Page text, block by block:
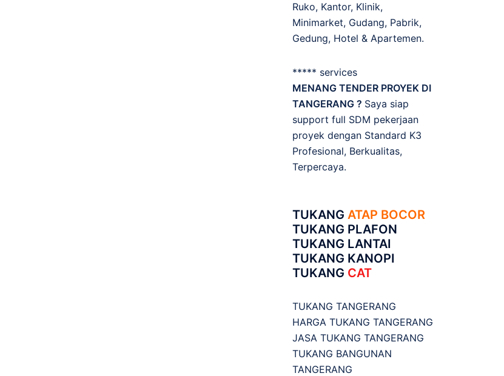
Ruko, Kantor, Klinik,
Minimarket, Gudang, Pabrik,
Gedung, Hotel & Apartemen.
***** services
MENANG TENDER PROYEK DI
TANGERANG ? Saya siap
support full SDM pekerjaan
proyek dengan Standard K3
Profesional, Berkualitas,
Terpercaya.
TUKANG ATAP BOCOR
TUKANG PLAFON
TUKANG LANTAI
TUKANG KANOPI
TUKANG CAT
TUKANG TANGERANG
HARGA TUKANG TANGERANG
JASA TUKANG TANGERANG
TUKANG BANGUNAN
TANGERANG